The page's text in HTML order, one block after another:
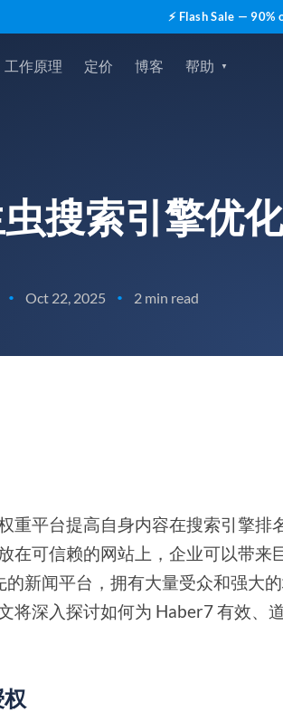
⚡ Flash Sale —
工作原理 定价 博客 帮助
搜索引擎优
• Oct 22, 2025 • 2 min read
重平台提高自身内容在搜索引擎排
在可信赖的网站上，企业可以带来
新闻平台，拥有大量受众和强大
将深入探讨如何为 Haber7 有效、